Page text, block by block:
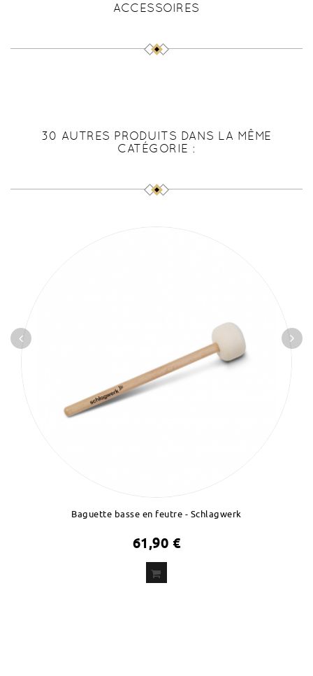
ACCESSOIRES
30 AUTRES PRODUITS DANS LA MÊME
CATÉGORIE :
Baguette basse en feutre - Schlagwerk
61,90 €